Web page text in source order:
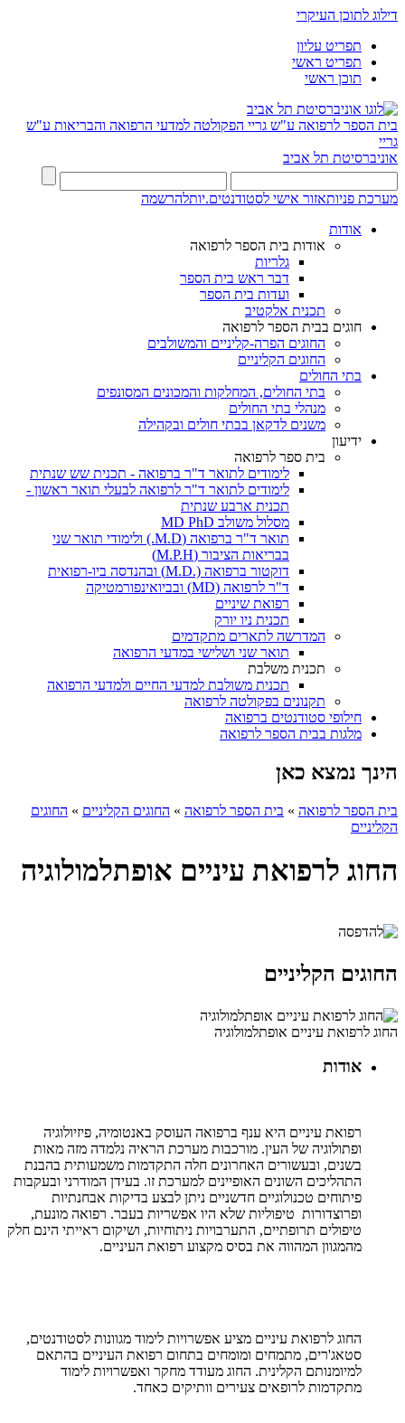
דילוג לתוכן העיקרי
תפריט עליון
תפריט ראשי
תוכן ראשי
בית הספר לרפואה ע"ש גריי הפקולטה למדעי הרפואה והבריאות ע"ש
גריי
אוניברסיטת תל אביב
מערכת פניותאזור אישי לסטודנטים.יותלהרשמה
אודות
אודות בית הספר לרפואה
גלריות
דבר ראש בית הספר
ועדות בית הספר
תכנית אלקטיב
חוגים בבית הספר לרפואה
החוגים הפרה-קליניים והמשולבים
החוגים הקליניים
בתי החולים
בתי החולים, המחלקות והמכונים המסונפים
מנהלי בתי החולים
משנים לדקאן בבתי חולים ובקהילה
ידיעון
בית ספר לרפואה
לימודים לתואר ד"ר ברפואה - תכנית שש שנתית
לימודים לתואר ד"ר לרפואה לבעלי תואר ראשון -
תכנית ארבע שנתית
מסלול משולב MD PhD
תואר ד"ר ברפואה (M.D.) ולימודי תואר שני
בבריאות הציבור (M.P.H)
דוקטור ברפואה (.M.D) ובהנדסה ביו-רפואית
ד"ר לרפואה (MD) ובביואינפורמטיקה
רפואת שיניים
תכנית ניו יורק
המדרשה לתארים מתקדמים
תואר שני ושלישי במדעי הרפואה
תכנית משלבת
תכנית משולבת למדעי החיים ולמדעי הרפואה
תקנונים בפקולטה לרפואה
חילופי סטודנטים ברפואה
מלגות בבית הספר לרפואה
הינך נמצא כאן
בית הספר לרפואה » בית הספר לרפואה » החוגים הקליניים » החוגים
הקליניים
החוג לרפואת עיניים אופתלמולוגיה
החוגים הקליניים
החוג לרפואת עיניים אופתלמולוגיה
אודות
רפואת עיניים היא ענף ברפואה העוסק באנטומיה, פיזיולוגיה
ופתולוגיה של העין. מורכבות מערכת הראיה נלמדה מזה מאות
בשנים, ובעשורים האחרונים חלה התקדמות משמעותית בהבנת
התהליכים השונים האופיינים למערכת זו. בעידן המודרני ובעקבות
פיתוחים טכנולוגיים חדשניים ניתן לבצע בדיקות אבחנתיות
ופרוצדורות טיפוליות שלא היו אפשריות בעבר. רפואה מונעת,
טיפולים תרופתיים, התערבויות ניתוחיות, ושיקום ראייתי הינם חלק
מהמגוון המהווה את בסיס מקצוע רפואת העיניים.
החוג לרפואת עיניים מציע אפשרויות לימוד מגוונות לסטודנטים,
סטאג'רים, מתמחים ומומחים בתחום רפואת העיניים בהתאם
למיומנותם הקלינית. החוג מעודד מחקר ואפשרויות לימוד
מתקדמות לרופאים צעירים וותיקים כאחד.